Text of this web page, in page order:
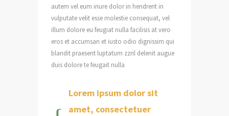
autem vel eum iriure dolor in hendrerit in
vulputate velit esse molestie consequat, vel
illum dolore eu feugiat nulla facilisis at vero
eros et accumsan et iusto odio dignissim qui
blandit praesent luptatum zzril delenit augue
duis dolore te feugait nulla
Lorem ipsum dolor sit
amet, consectetuer